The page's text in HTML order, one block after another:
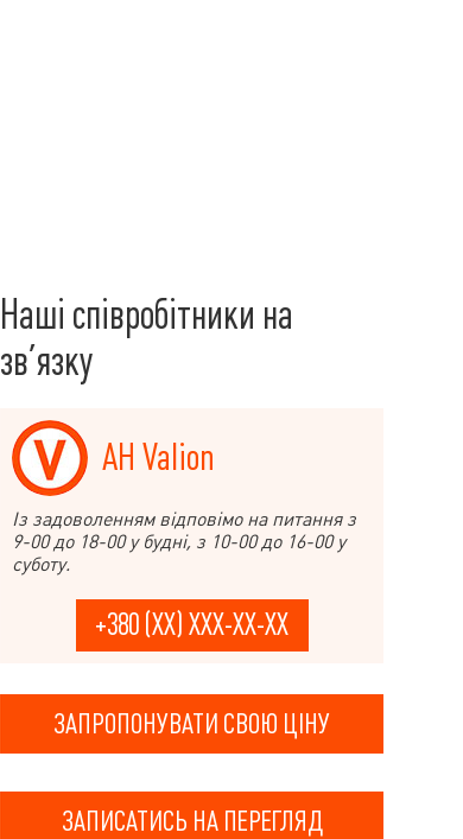
Наші співробітники на
зв’язку
АН Valion
Із задоволенням відповімо на питання з
9-00 до 18-00 у будні, з 10-00 до 16-00 у
суботу.
+380 (XX) XXX-XX-XX
ЗАПРОПОНУВАТИ СВОЮ ЦІНУ
ЗАПИСАТИСЬ НА ПЕРЕГЛЯД